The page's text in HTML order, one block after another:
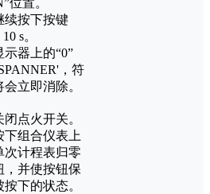
位置。
按下按键
s。
器上的“0”
，符
会立即消除。
点火开关。
组合仪表上
次计程表归零
，并使按钮保
按下的状态。